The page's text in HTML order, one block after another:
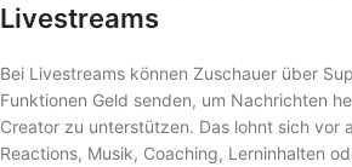
Livestreams
Bei Livestreams können Zuschauer über
Funktionen Geld senden, um Nachrichten
Creator zu unterstützen. Das lohnt sich vor
Reactions, Musik, Coaching, Lerninhalten